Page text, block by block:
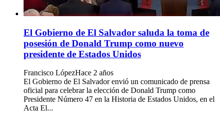
El Gobierno de El Salvador saluda la toma de
posesión de Donald Trump como nuevo
presidente de Estados Unidos
Francisco LópezHace 2 años
El Gobierno de El Salvador envió un comunicado de prensa
oficial para celebrar la elección de Donald Trump como
Presidente Número 47 en la Historia de Estados Unidos, en el
Acta El...